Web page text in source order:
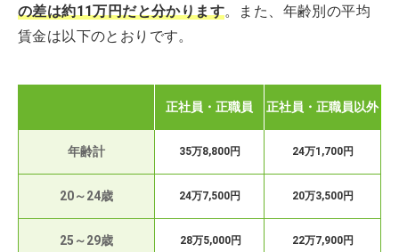
の差は約11万円だと分かります。また、年齢別の平均
賃金は以下のとおりです。
正社員・正職員 正社員・正職員以外
年齢計 35万8,800円 24万1,700円
20～24歳 24万7,500円 20万3,500円
25～29歳 28万5,000円 22万7,900円